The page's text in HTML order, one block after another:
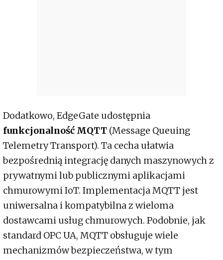
Dodatkowo, EdgeGate udostępnia
funkcjonalność MQTT (Message Queuing
Telemetry Transport). Ta cecha ułatwia
bezpośrednią integrację danych maszynowych z
prywatnymi lub publicznymi aplikacjami
chmurowymi IoT. Implementacja MQTT jest
uniwersalna i kompatybilna z wieloma
dostawcami usług chmurowych. Podobnie, jak
standard OPC UA, MQTT obsługuje wiele
mechanizmów bezpieczeństwa, w tym